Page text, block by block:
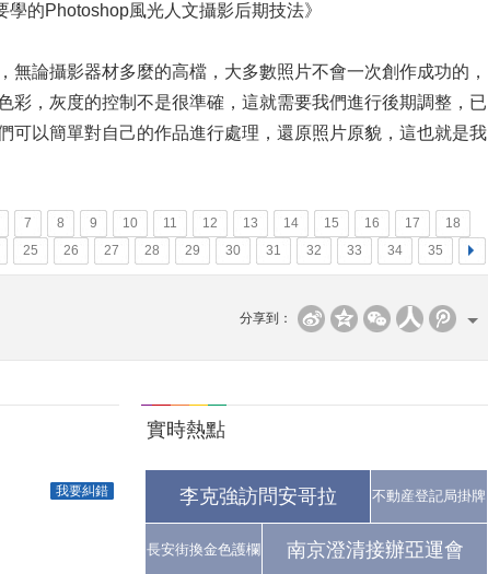
學的Photoshop風光人文攝影后期技法》
無論攝影器材多麼的高檔，大多數照片不會一次創作成功的，
彩，灰度的控制不是很準確，這就需要我們進行後期調整，已
可以簡單對自己的作品進行處理，還原照片原貌，這也就是我
7 8 9 10 11 12 13 14 15 16 17
18
25 26 27 28 29 30 31 32 33 34 35 >
分享到：
我要糾錯
實時熱點
李克強訪問安哥拉 不動産登記局掛牌
長安街換金色護欄 南京澄清接辦亞運會